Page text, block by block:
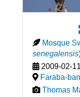
Mosque
senegalensis
2009-02-11
Faraba-
Thomas